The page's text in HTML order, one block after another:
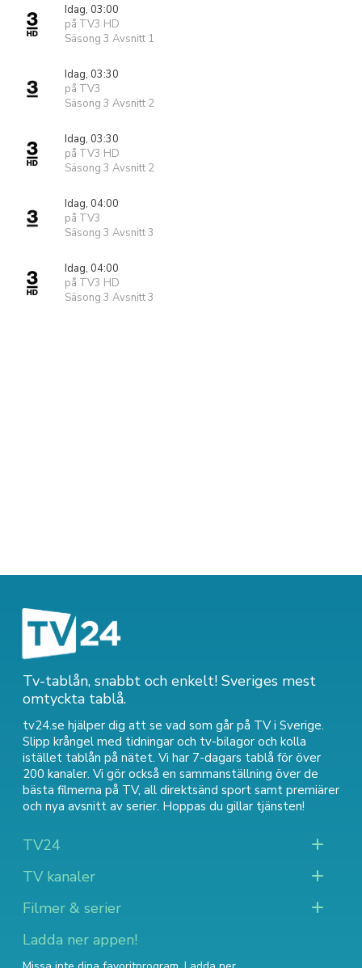
Idag, 03:00
på TV3 HD
Säsong 3 Avsnitt 1
Idag, 03:30
på TV3
Säsong 3 Avsnitt 2
Idag, 03:30
på TV3 HD
Säsong 3 Avsnitt 2
Idag, 04:00
på TV3
Säsong 3 Avsnitt 3
Idag, 04:00
på TV3 HD
Säsong 3 Avsnitt 3
Tv-tablån, snabbt och enkelt! Sveriges mest
omtyckta tablå.
tv24.se hjälper dig att se vad som går på TV i Sverige.
Slipp krångel med tidningar och tv-bilagor och kolla
istället tablån på nätet. Vi har 7-dagars tablå för över
200 kanaler. Vi gör också en sammanställning över de
bästa filmerna på TV, all direktsänd sport samt premiärer
och nya avsnitt av serier. Hoppas du gillar tjänsten!
TV24
TV kanaler
Filmer & serier
Ladda ner appen!